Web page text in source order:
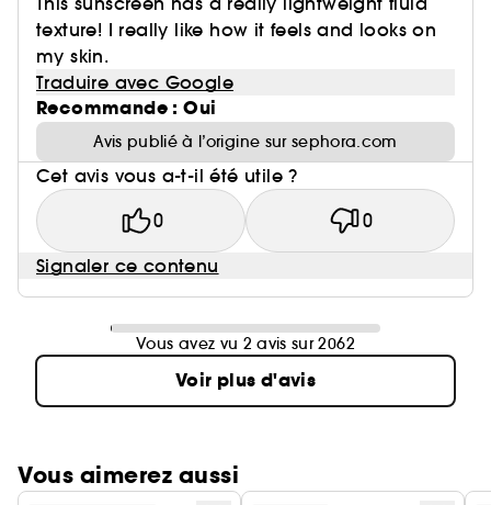
texture! I really like how it feels and looks on
my skin.
Traduire avec Google
Recommande : Oui
Avis publié à l’origine sur sephora.com
Cet avis vous a-t-il été utile ?
0 0
Signaler ce contenu
Vous avez vu 2 avis sur 2062
Voir plus d'avis
Vous aimerez aussi